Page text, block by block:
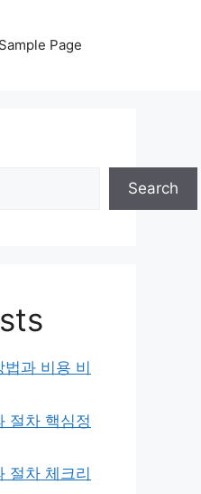
Sample Page
Search
과 비용 비
절차 핵심정
절차 체크리